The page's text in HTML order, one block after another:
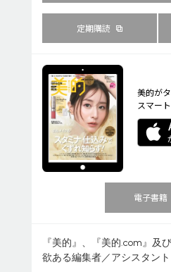
定期購読
美的が
スマー
電子書籍
『美的』、『美的.com』及
欲ある編集者／アシスタン